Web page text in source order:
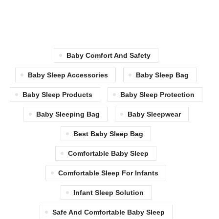
Baby Comfort And Safety
Baby Sleep Accessories Baby Sleep Bag
Baby Sleep Products Baby Sleep Protection
Baby Sleeping Bag Baby Sleepwear
Best Baby Sleep Bag
Comfortable Baby Sleep
Comfortable Sleep For Infants
Infant Sleep Solution
Safe And Comfortable Baby Sleep